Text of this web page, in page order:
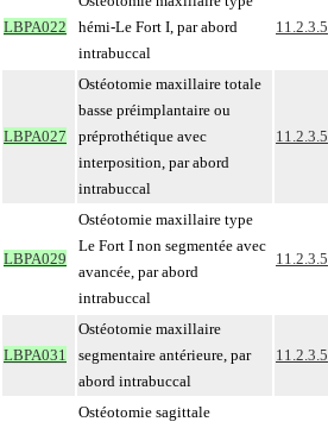
LBPA022
hémi-Le Fort I, par abord
intrabuccal
11.2.3.5
LBPA027
Ostéotomie maxillaire totale
basse préimplantaire ou
préprothétique avec
interposition, par abord
intrabuccal
11.2.3.5
LBPA029
Ostéotomie maxillaire type
Le Fort I non segmentée avec
avancée, par abord
intrabuccal
11.2.3.5
LBPA031
Ostéotomie maxillaire
segmentaire antérieure, par
abord intrabuccal
11.2.3.5
Ostéotomie sagittale